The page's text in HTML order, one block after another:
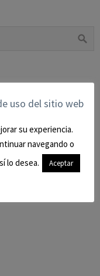
uso del sitio web
su experiencia.
navegando o
lo desea.
Aceptar